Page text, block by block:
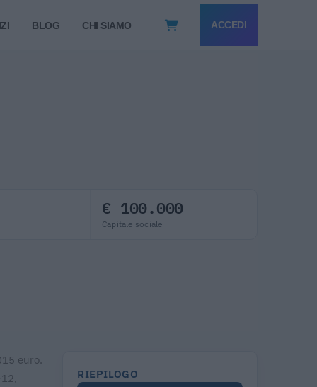
BLOG CHI SIAMO ACCEDI
€ 100.000
Capitale sociale
euro.
RIEPILOGO